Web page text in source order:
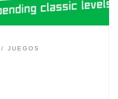
JUEGOS